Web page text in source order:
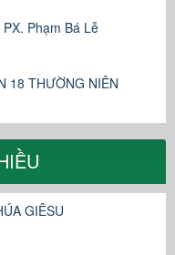
Phạm Bá Lễ
18 THƯỜNG NIÊN
GIÊSU